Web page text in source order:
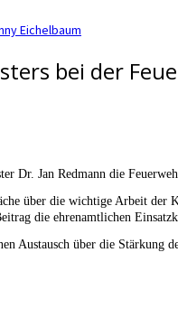
Eichelbaum
bei der
Dr. Jan Redmann die
über die wichtige Arbeit
die ehrenamtlichen
Austausch über die Stärkung